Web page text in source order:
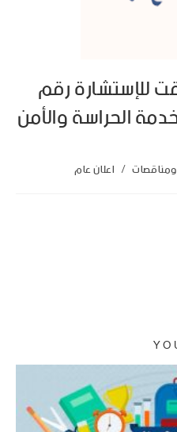
للإستشارة رقم
/ اعلان عام